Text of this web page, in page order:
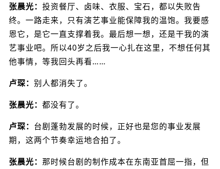
张晨光： 投资餐厅、卤味、衣服、宝石，都以失败告
终。一路走来，只有演艺事业能保障我的温饱。我要感
恩它，是它一直支撑着我。最后想一想，还是干我的演
艺事业吧。所以40岁之后我一心扎在这里，不想任何其
他事情，等我回头再看……
卢琛： 别人都消失了。
张晨光： 都没有了。
卢琛： 台剧蓬勃发展的时候，正好也是您的事业发展
期，这两个节奏幸运地合拍了。
张晨光： 那时候台剧的制作成本在东南亚首屈一指，但